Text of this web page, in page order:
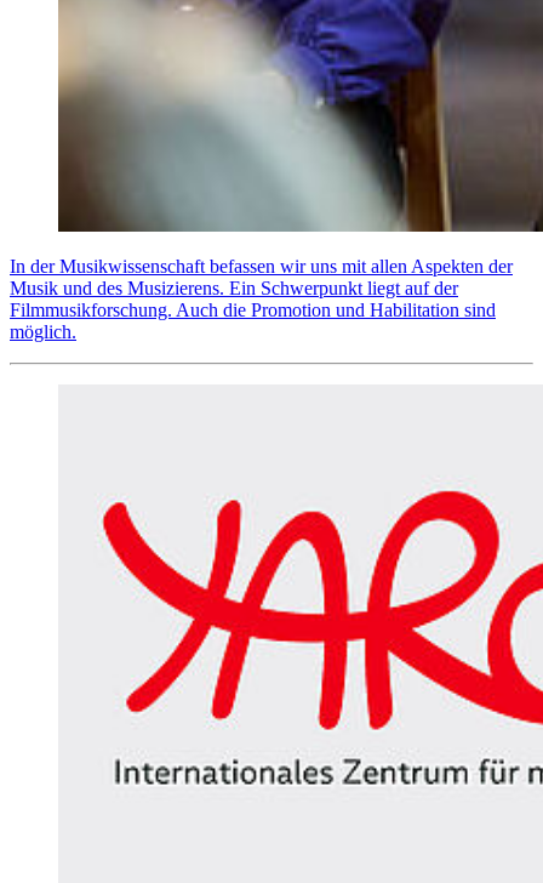
In der Musikwissenschaft befassen wir uns mit allen Aspekten der
Musik und des Musizierens. Ein Schwerpunkt liegt auf der
Filmmusikforschung. Auch die Promotion und Habilitation sind
möglich.